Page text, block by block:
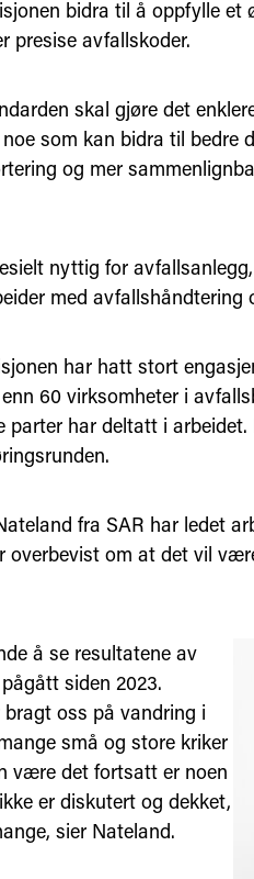
bidra til å oppfylle et
presise avfallskoder.
skal gjøre det
som kan bidra til bedre
og mer
nyttig for
med avfallshåndtering
har hatt stort
60 virksomheter i
parter har deltatt i
fra SAR har ledet
overbevist om at det vil
å se resultatene av
siden 2023.
oss på vandring i
små og store kriker
være det fortsatt er noen
er diskutert og dekket,
sier Nateland.